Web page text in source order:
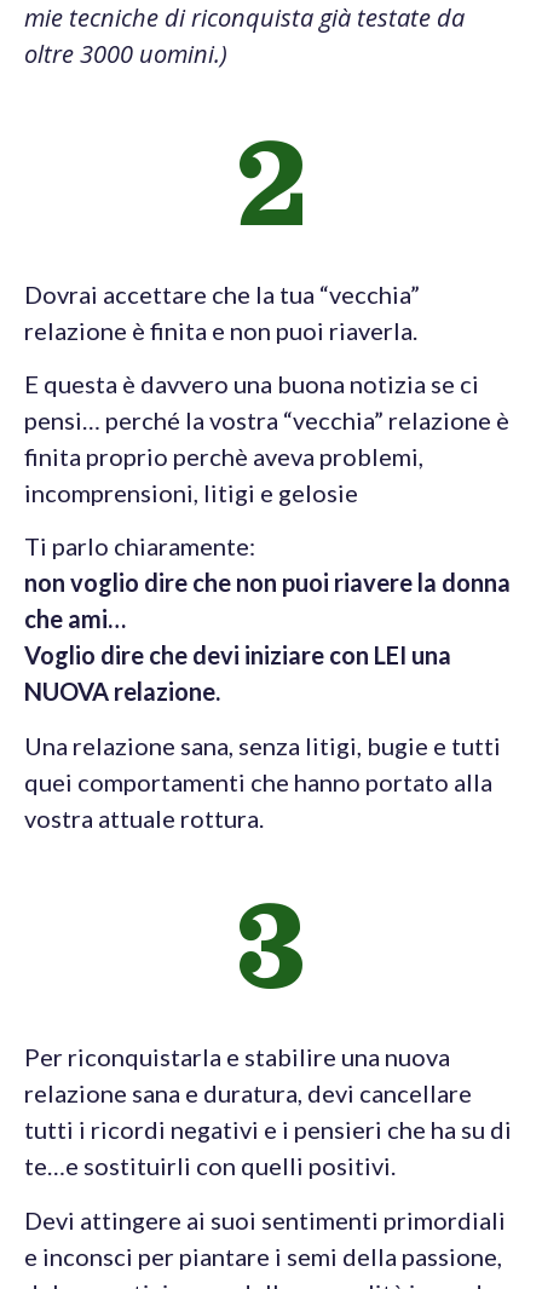
mie tecniche di riconquista già testate da
oltre 3000 uomini.)
2
Dovrai accettare che la tua “vecchia”
relazione è finita e non puoi riaverla.
E questa è davvero una buona notizia se ci
pensi… perché la vostra “vecchia” relazione è
finita proprio perchè aveva problemi,
incomprensioni, litigi e gelosie
Ti parlo chiaramente:
non voglio dire che non puoi riavere la donna
che ami…
Voglio dire che devi iniziare con LEI una
NUOVA relazione.
Una relazione sana, senza litigi, bugie e tutti
quei comportamenti che hanno portato alla
vostra attuale rottura.
3
Per riconquistarla e stabilire una nuova
relazione sana e duratura, devi cancellare
tutti i ricordi negativi e i pensieri che ha su di
te…e sostituirli con quelli positivi.
Devi attingere ai suoi sentimenti primordiali
e inconsci per piantare i semi della passione,